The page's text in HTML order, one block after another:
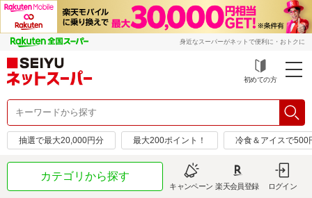
身近なスーパーがネットで便利に・おトクに
初めての方
抽選で最大20,000円分 最大200ポイント！ 冷食＆アイスで500
カテゴリから探す
キャンペーン 楽天会員登録 ログイン